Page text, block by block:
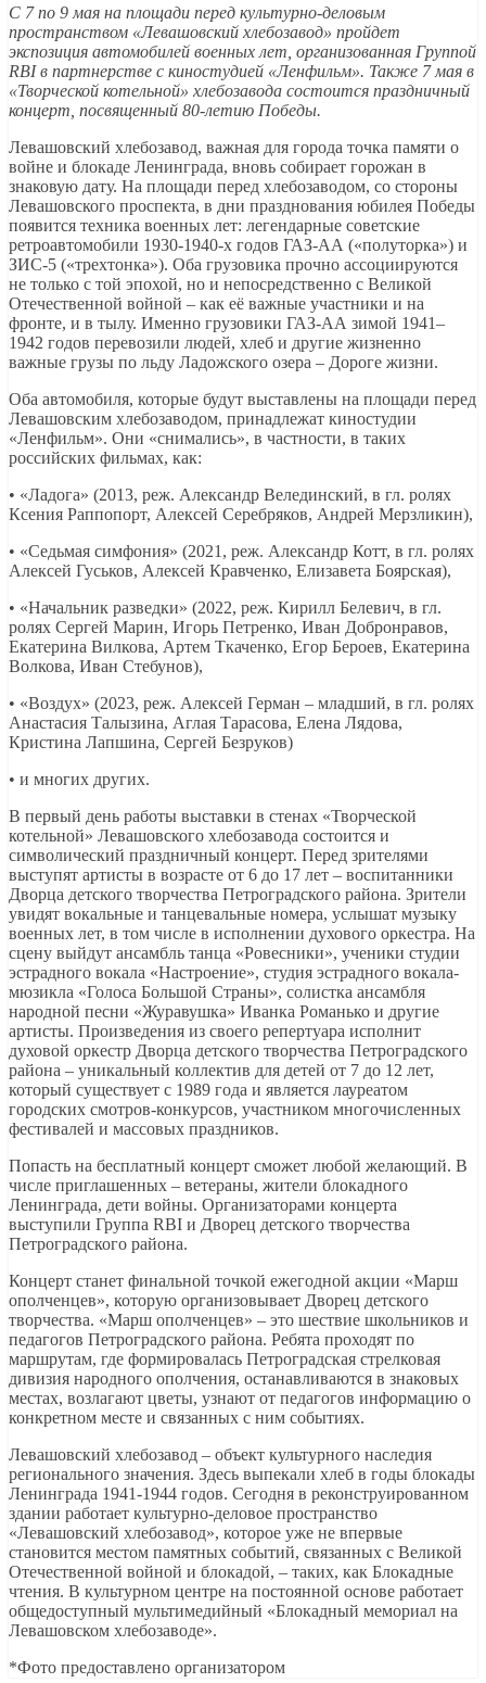
С 7 по 9 мая на площади перед культурно-деловым
пространством «Левашовский хлебозавод» пройдет
экспозиция автомобилей военных лет, организованная Группой
RBI в партнерстве с киностудией «Ленфильм». Также 7 мая в
«Творческой котельной» хлебозавода состоится праздничный
концерт, посвященный 80-летию Победы.
Левашовский хлебозавод, важная для города точка памяти о
войне и блокаде Ленинграда, вновь собирает горожан в
знаковую дату. На площади перед хлебозаводом, со стороны
Левашовского проспекта, в дни празднования юбилея Победы
появится техника военных лет: легендарные советские
ретроавтомобили 1930-1940-х годов ГАЗ-АА («полуторка») и
ЗИС-5 («трехтонка»). Оба грузовика прочно ассоциируются
не только с той эпохой, но и непосредственно с Великой
Отечественной войной – как её важные участники и на
фронте, и в тылу. Именно грузовики ГАЗ-АА зимой 1941–
1942 годов перевозили людей, хлеб и другие жизненно
важные грузы по льду Ладожского озера – Дороге жизни.
Оба автомобиля, которые будут выставлены на площади перед
Левашовским хлебозаводом, принадлежат киностудии
«Ленфильм». Они «снимались», в частности, в таких
российских фильмах, как:
• «Ладога» (2013, реж. Александр Велединский, в гл. ролях
Ксения Раппопорт, Алексей Серебряков, Андрей Мерзликин),
• «Седьмая симфония» (2021, реж. Александр Котт, в гл. ролях
Алексей Гуськов, Алексей Кравченко, Елизавета Боярская),
• «Начальник разведки» (2022, реж. Кирилл Белевич, в гл.
ролях Сергей Марин, Игорь Петренко, Иван Добронравов,
Екатерина Вилкова, Артем Ткаченко, Егор Бероев, Екатерина
Волкова, Иван Стебунов),
• «Воздух» (2023, реж. Алексей Герман – младший, в гл. ролях
Анастасия Талызина, Аглая Тарасова, Елена Лядова,
Кристина Лапшина, Сергей Безруков)
• и многих других.
В первый день работы выставки в стенах «Творческой
котельной» Левашовского хлебозавода состоится и
символический праздничный концерт. Перед зрителями
выступят артисты в возрасте от 6 до 17 лет – воспитанники
Дворца детского творчества Петроградского района. Зрители
увидят вокальные и танцевальные номера, услышат музыку
военных лет, в том числе в исполнении духового оркестра. На
сцену выйдут ансамбль танца «Ровесники», ученики студии
эстрадного вокала «Настроение», студия эстрадного вокала-
мюзикла «Голоса Большой Страны», солистка ансамбля
народной песни «Журавушка» Иванка Романько и другие
артисты. Произведения из своего репертуара исполнит
духовой оркестр Дворца детского творчества Петроградского
района – уникальный коллектив для детей от 7 до 12 лет,
который существует с 1989 года и является лауреатом
городских смотров-конкурсов, участником многочисленных
фестивалей и массовых праздников.
Попасть на бесплатный концерт сможет любой желающий. В
числе приглашенных – ветераны, жители блокадного
Ленинграда, дети войны. Организаторами концерта
выступили Группа RBI и Дворец детского творчества
Петроградского района.
Концерт станет финальной точкой ежегодной акции «Марш
ополченцев», которую организовывает Дворец детского
творчества. «Марш ополченцев» – это шествие школьников и
педагогов Петроградского района. Ребята проходят по
маршрутам, где формировалась Петроградская стрелковая
дивизия народного ополчения, останавливаются в знаковых
местах, возлагают цветы, узнают от педагогов информацию о
конкретном месте и связанных с ним событиях.
Левашовский хлебозавод – объект культурного наследия
регионального значения. Здесь выпекали хлеб в годы блокады
Ленинграда 1941-1944 годов. Сегодня в реконструированном
здании работает культурно-деловое пространство
«Левашовский хлебозавод», которое уже не впервые
становится местом памятных событий, связанных с Великой
Отечественной войной и блокадой, – таких, как Блокадные
чтения. В культурном центре на постоянной основе работает
общедоступный мультимедийный «Блокадный мемориал на
Левашовском хлебозаводе».
*Фото предоставлено организатором